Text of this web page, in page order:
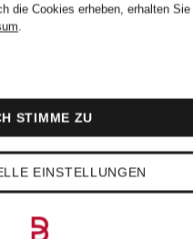
Bestpreis:
195 €
die Cookies erheben, erhalten
.
EINSTELLUNGEN
STIMME ZU